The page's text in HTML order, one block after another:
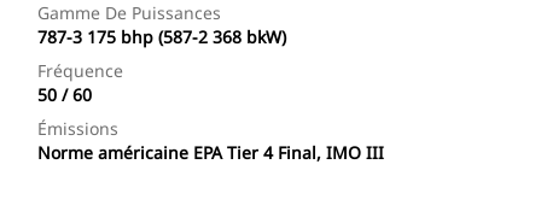
Gamme De Puissances
787-3 175 bhp (587-2 368 bkW)
Fréquence
50 / 60
Émissions
Norme américaine EPA Tier 4 Final, IMO III